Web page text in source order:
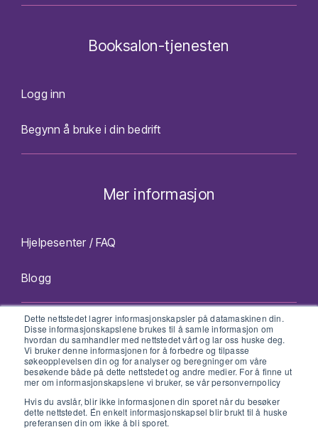
Dette nettstedet lagrer informasjonskapsler på datamaskinen din.
Disse informasjonskapslene brukes til å samle informasjon om
hvordan du samhandler med nettstedet vårt og lar oss huske deg.
Vi bruker denne informasjonen for å forbedre og tilpasse
søkeopplevelsen din og for analyser og beregninger om våre
besøkende både på dette nettstedet og andre medier. For å finne ut
mer om informasjonskapslene vi bruker, se vår personvernpolicy
Hvis du avslår, blir ikke informasjonen din sporet når du besøker
dette nettstedet. Én enkelt informasjonskapsel blir brukt til å huske
preferansen din om ikke å bli sporet.
Booksalon-tjenesten
Logg inn
Begynn å bruke i din bedrift
Mer informasjon
Hjelpesenter / FAQ
Blogg
Personvernerklæring
© 2026 booksalon
Facebook
TwitterInstagram
LinkedIn